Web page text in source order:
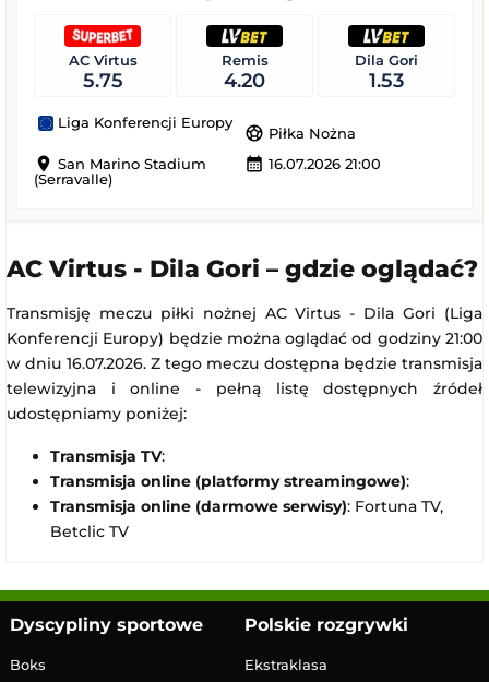
AC Virtus
5.75
Remis
4.20
Dila Gori
1.53
Liga Konferencji Europy
sports_soccer Piłka Nożna
location_on San Marino Stadium
(Serravalle)
calendar_month 16.07.2026 21:00
AC Virtus - Dila Gori – gdzie oglądać?
Transmisję meczu piłki nożnej AC Virtus - Dila Gori (Liga
Konferencji Europy) będzie można oglądać od godziny 21:00
w dniu 16.07.2026. Z tego meczu dostępna będzie transmisja
telewizyjna i online - pełną listę dostępnych źródeł
udostępniamy poniżej:
Transmisja TV:
Transmisja online (platformy streamingowe):
Transmisja online (darmowe serwisy): Fortuna TV,
Betclic TV
Dyscypliny sportowe
Boks
Polskie rozgrywki
Ekstraklasa